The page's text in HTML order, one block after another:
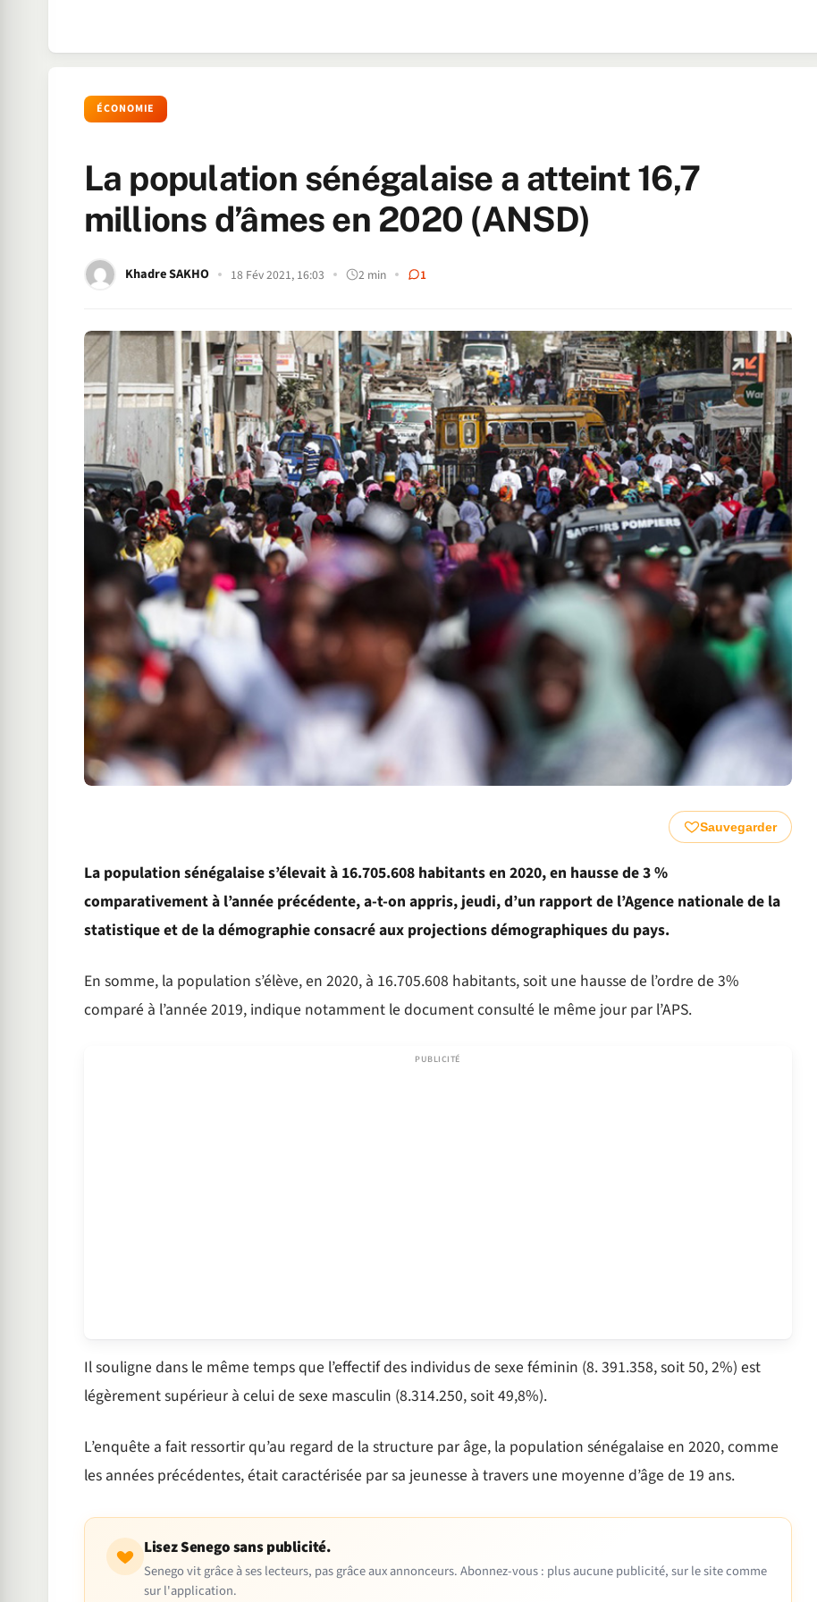
ÉCONOMIE
La population sénégalaise a atteint 16,7
millions d’âmes en 2020 (ANSD)
Khadre SAKHO 18 Fév 2021, 16:03 2 min 1
Sauvegarder
La population sénégalaise s’élevait à 16.705.608 habitants en 2020, en hausse de 3 %
comparativement à l’année précédente, a-t-on appris, jeudi, d’un rapport de l’Agence nationale de la
statistique et de la démographie consacré aux projections démographiques du pays.
En somme, la population s’élève, en 2020, à 16.705.608 habitants, soit une hausse de l’ordre de 3%
comparé à l’année 2019, indique notamment le document consulté le même jour par l’APS.
Il souligne dans le même temps que l’effectif des individus de sexe féminin (8. 391.358, soit 50, 2%) est
légèrement supérieur à celui de sexe masculin (8.314.250, soit 49,8%).
L’enquête a fait ressortir qu’au regard de la structure par âge, la population sénégalaise en 2020, comme
les années précédentes, était caractérisée par sa jeunesse à travers une moyenne d’âge de 19 ans.
Lisez Senego sans publicité.
Senego vit grâce à ses lecteurs, pas grâce aux annonceurs. Abonnez-vous : plus aucune publicité, sur le site comme
sur l'application.